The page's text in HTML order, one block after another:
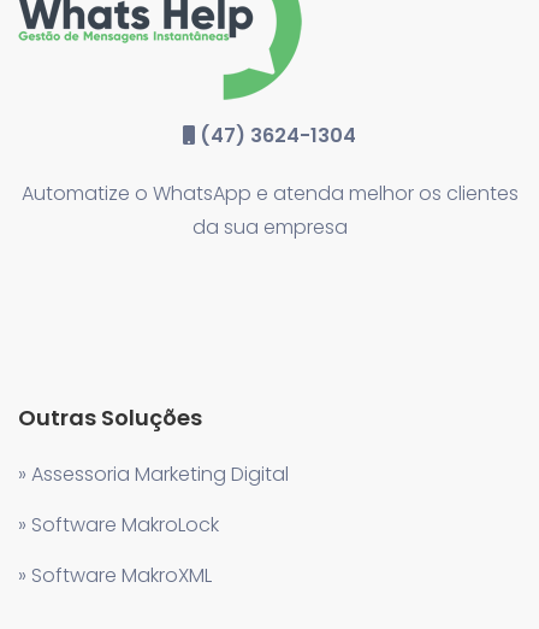
(47) 3624-1304
Automatize o WhatsApp e atenda melhor os clientes
da sua empresa
Outras Soluções
» Assessoria Marketing Digital
» Software MakroLock
» Software MakroXML